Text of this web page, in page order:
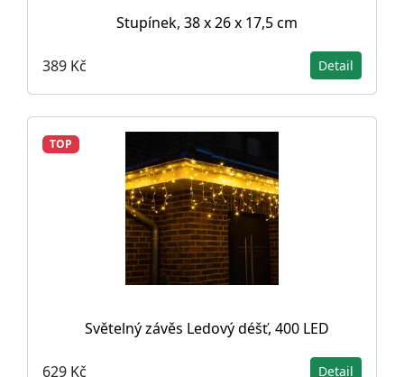
Stupínek, 38 x 26 x 17,5 cm
389 Kč Detail
TOP
Světelný závěs Ledový déšť, 400 LED
629 Kč Detail